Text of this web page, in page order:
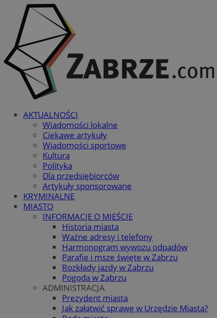
AKTUALNOŚCI
Wiadomości lokalne
Ciekawe artykuły
Wiadomości sportowe
Kultura
Polityka
Dla przedsiębiorców
Artykuły sponsorowane
KRYMINALNE
MIASTO
INFORMACJE O MIEŚCIE
Historia miasta
Ważne adresy i telefony
Harmonogram wywozu odpadów
Parafie i msze święte w Zabrzu
Rozkłady jazdy w Zabrzu
Pogoda w Zabrzu
ADMINISTRACJA
Prezydent miasta
Jak załatwić sprawę w Urzędzie Miasta?